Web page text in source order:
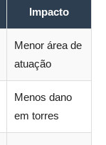
Impacto
Menor área de
atuação
Menos dano
em torres